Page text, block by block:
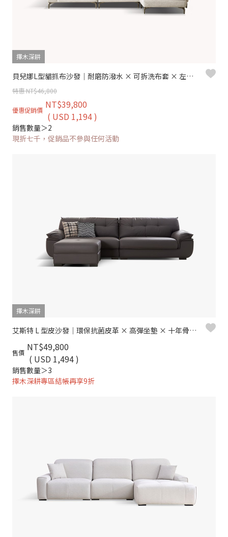
擇木深耕
貝兒娜L型貓抓布沙發｜耐磨防潑水 × 可拆洗布套 × 左右移動腳椅 – 擇木深耕
特惠 NT$46,800
優惠促銷價 NT$39,800
( USD 1,194 )
銷售數量＞2
現折七千，促銷品不參與任何活動
擇木深耕
艾斯特 L 型皮沙發｜環保抗菌皮革 × 高彈坐墊 × 十年骨架保固 – 擇木深耕系列
售價 NT$49,800
( USD 1,494 )
銷售數量＞3
擇木深耕專區結帳再享9折